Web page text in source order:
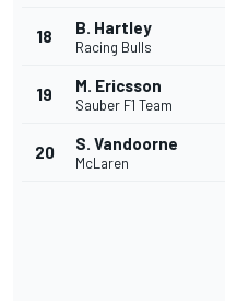
18 B. Hartley
Racing Bulls
19 M. Ericsson
Sauber F1 Team
20 S. Vandoorne
McLaren